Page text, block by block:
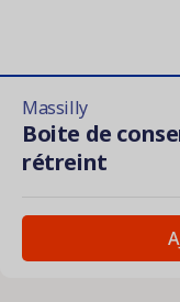
Massilly
Boite de
rétreint